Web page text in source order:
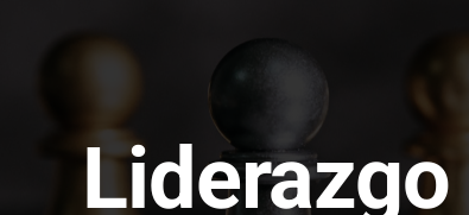
Liderazgo